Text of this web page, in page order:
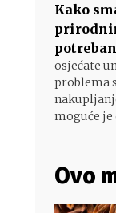
Kako
osjećate
problema
moguće je
Ovo